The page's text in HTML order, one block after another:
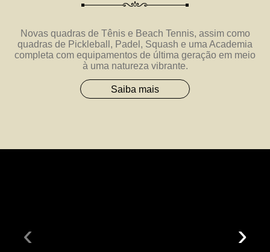
‹ ›
Novas quadras de Tênis e Beach Tennis, assim como
quadras de Pickleball, Padel, Squash e uma Academia
completa com equipamentos de última geração em meio
à uma natureza vibrante.
Saiba mais